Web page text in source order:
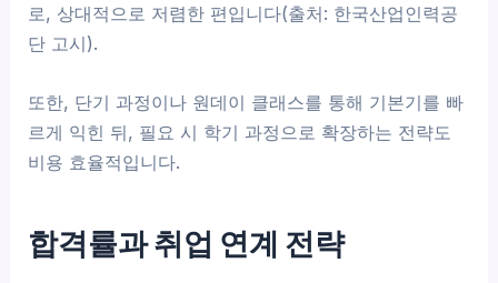
로, 상대적으로 저렴한 편입니다(출처: 한국산업인력공
단 고시).
또한, 단기 과정이나 원데이 클래스를 통해 기본기를 빠
르게 익힌 뒤, 필요 시 학기 과정으로 확장하는 전략도
비용 효율적입니다.
합격률과 취업 연계 전략